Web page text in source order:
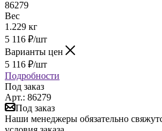
86279
Вес
1.229 кг
5 116 ₽/шт
Варианты цен
5 116 ₽/шт
Подробности
Под заказ
Арт.: 86279
Под заказ
Наши менеджеры обязательно